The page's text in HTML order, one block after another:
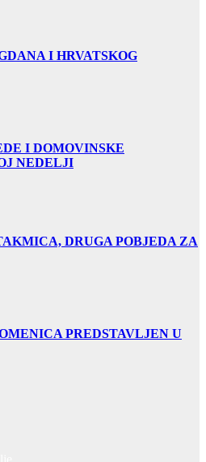
I HRVATSKOG
I DOMOVINSKE
NEDELJI
DRUGA POBJEDA ZA
PREDSTAVLJEN U